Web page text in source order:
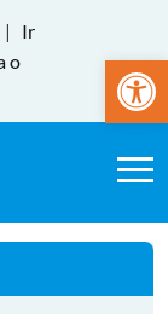
Abrir
|
Ir
o